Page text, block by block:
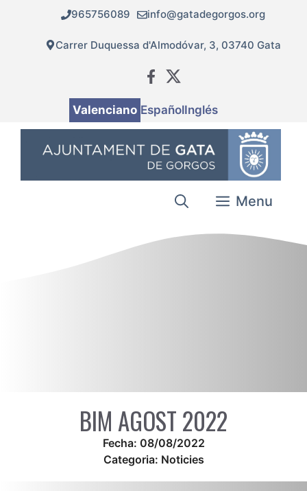
contingut
965756089 info@gatadegorgos.org
Carrer Duquessa d'Almodóvar, 3, 03740 Gata
Valenciano EspañolInglés
Menu
BIM AGOST 2022
Fecha: 08/08/2022
Categoria: Noticies